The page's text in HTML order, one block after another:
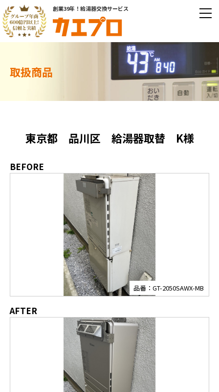
創業39年！給湯器交換サービス
取扱商品
東京都 品川区 給湯器取替 K様
BEFORE
品番：GT-2050SAWX-MB
AFTER